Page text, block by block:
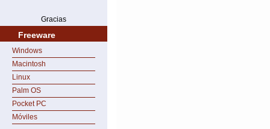
Gracias
Freeware
Windows
Macintosh
Linux
Palm OS
Pocket PC
Móviles